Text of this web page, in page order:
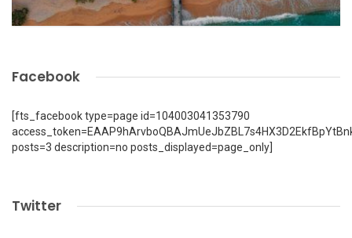
Facebook
[fts_facebook type=page id=104003041353790
posts=3 description=no posts_displayed=page_only]
Twitter